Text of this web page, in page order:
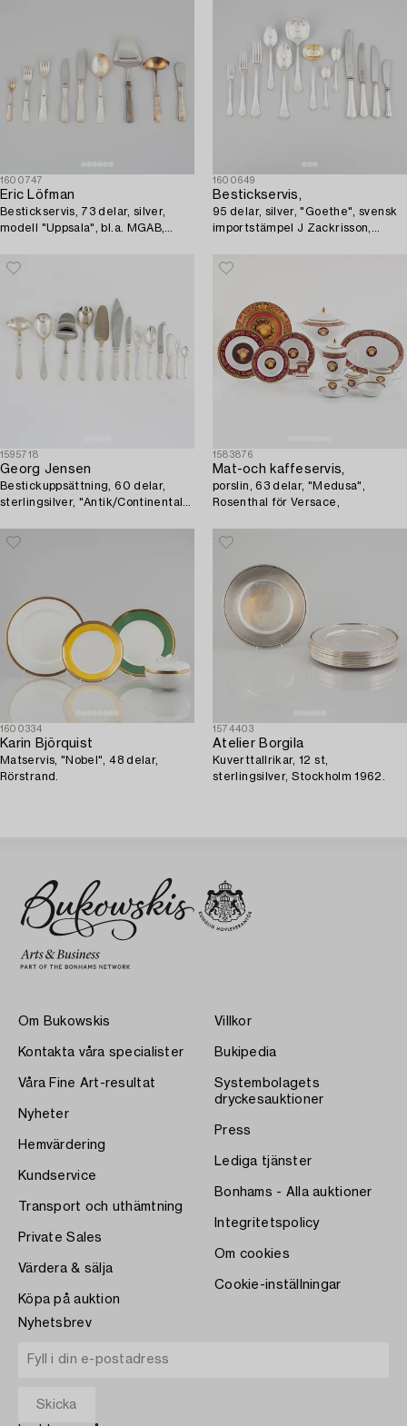
1600747
Eric Löfman
Bestickservis, 73 delar, silver,
modell "Uppsala", bl.a. MGAB,
1600649
Bestickservis,
95 delar, silver, "Goethe", svensk
importstämpel J Zackrisson,
1595718
Georg Jensen
Bestickuppsättning, 60 delar,
sterlingsilver, "Antik/Continental",
1583876
Mat-och kaffeservis,
porslin, 63 delar, "Medusa",
Rosenthal för Versace,
1600334
Karin Björquist
Matservis, "Nobel", 48 delar,
Rörstrand.
1574403
Atelier Borgila
Kuverttallrikar, 12 st,
sterlingsilver, Stockholm 1962.
Om Bukowskis
Kontakta våra specialister
Våra Fine Art-resultat
Nyheter
Hemvärdering
Kundservice
Transport och uthämtning
Private Sales
Värdera & sälja
Köpa på auktion
Villkor
Bukipedia
Systembolagets
dryckesauktioner
Press
Lediga tjänster
Bonhams - Alla auktioner
Integritetspolicy
Om cookies
Cookie-inställningar
Nyhetsbrev